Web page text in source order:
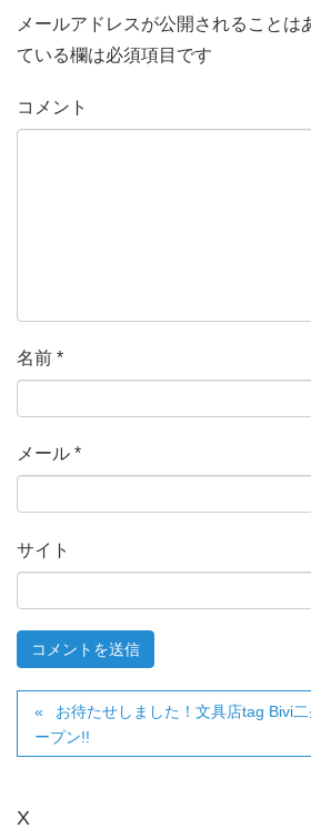
メールアドレスが公開されることは
ている欄は必須項目です
コメント
名前 *
メール *
サイト
お待たせしました！文具店tag Bivi
ープン!!
X